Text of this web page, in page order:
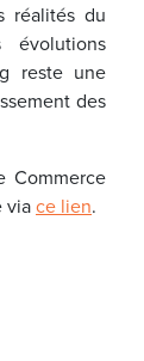
réalités du
reste une
des
Commerce
viace lien.